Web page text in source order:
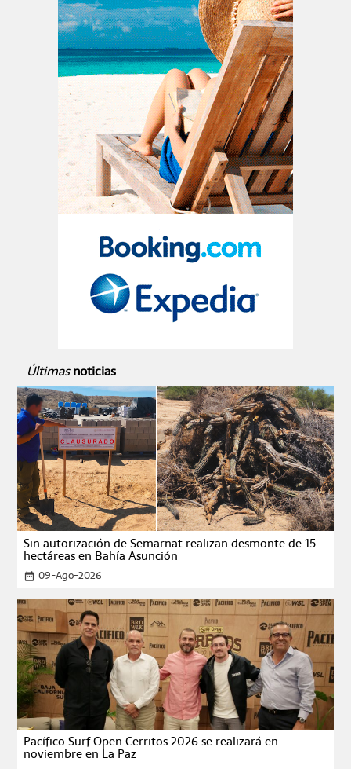
Últimas noticias
Sin autorización de Semarnat realizan desmonte de 15
hectáreas en Bahía Asunción
date_range 09-Ago-2026
Pacífico Surf Open Cerritos 2026 se realizará en
noviembre en La Paz